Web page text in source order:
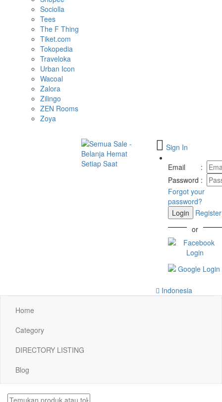
Sociolla
Tees
The F Thing
Tiket.com
Tokopedia
Traveloka
Urban Icon
Wacoal
Zalora
Zilingo
ZEN Rooms
Zoya
Sign In
Email
:
Password :
Forgot your
password?
Login
Register
or
Indonesia
Home
Category
DIRECTORY LISTING
Blog